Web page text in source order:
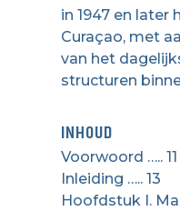
in 1947 en
Curaçao, met
van het
structuren
INHOUD
Voorwoord ….. 11
Inleiding ….. 13
Hoofdstuk I.